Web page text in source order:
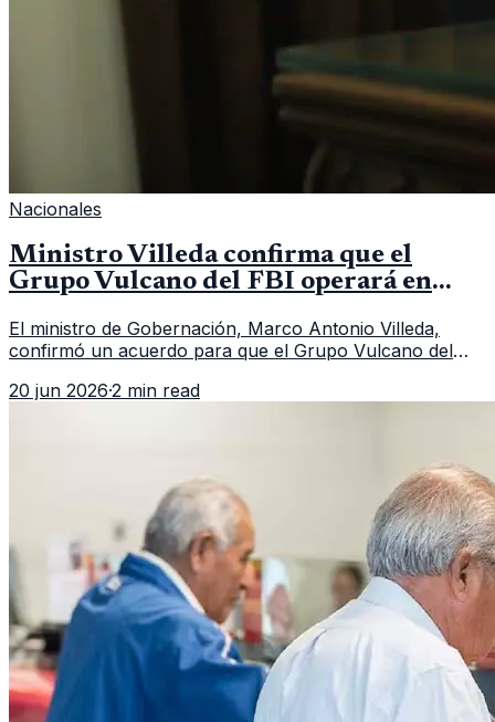
Nacionales
Ministro Villeda confirma que el
Grupo Vulcano del FBI operará en
El ministro de Gobernación, Marco Antonio Villeda,
confirmó un acuerdo para que el Grupo Vulcano del
fallido con la administración anterior del Ministerio
20 jun 2026·2 min read